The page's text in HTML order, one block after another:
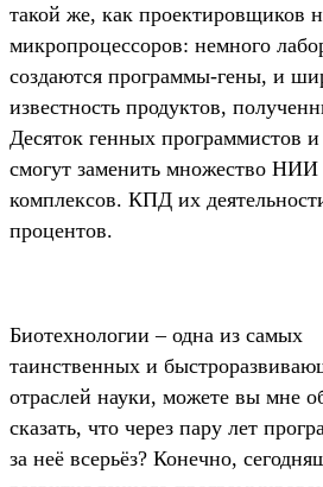
такой же, как проектировщиков
микропроцессоров: немного
создаются программы-гены, и
известность продуктов,
Десяток генных программистов
смогут заменить множество
комплексов. КПД их
процентов.
Биотехнологии – одна из самых
таинственных и
отраслей науки, можете вы мне
сказать, что через пару лет
за неё всерьёз? Конечно,